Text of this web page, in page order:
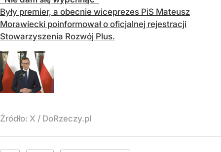
Były premier, a obecnie wiceprezes PiS Mateusz
Morawiecki poinformował o oficjalnej rejestracji
Stowarzyszenia Rozwój Plus.
Źródło: X / DoRzeczy.pl